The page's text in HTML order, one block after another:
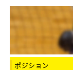
ポジション